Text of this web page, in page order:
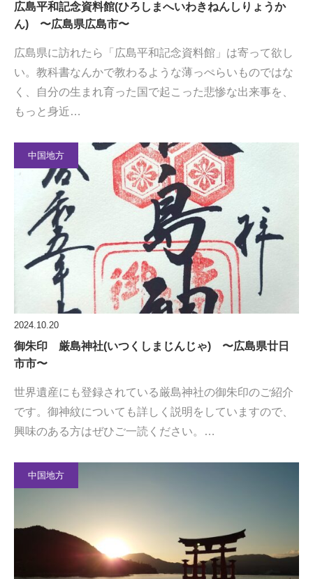
広島平和記念資料館(ひろしまへいわきねんしりょうか
ん) 〜広島県広島市〜
広島県に訪れたら「広島平和記念資料館」は寄って欲し
い。教科書なんかで教わるような薄っぺらいものではな
く、自分の生まれ育った国で起こった悲惨な出来事を、
もっと身近…
中国地方
2024.10.20
御朱印 厳島神社(いつくしまじんじゃ) 〜広島県廿日
市市〜
世界遺産にも登録されている厳島神社の御朱印のご紹介
です。御神紋についても詳しく説明をしていますので、
興味のある方はぜひご一読ください。…
中国地方